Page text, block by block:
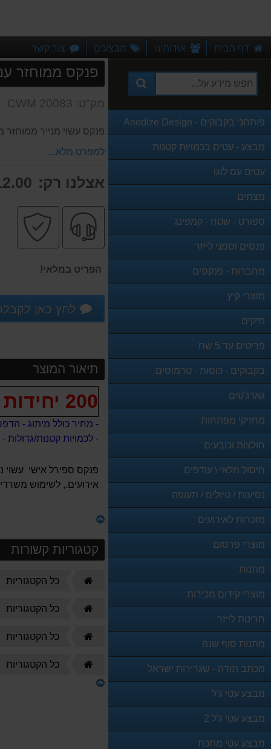
דף הבית אודותינו מבצעים צור קשר
פותחני בקבוקים - Anodize Design
מבצע - עטים בכמויות קטנות
עטים עם לוגו
מצתים
ספורט - שטח - קמפינג
פנסים וסמני לייזר
מחברות - פנקסים
מוצרי קיץ
תיקים
פריטים עד 5 שח
בקבוקים - כוסות - טרמוסים
גאדג'טים
מחזיקי מפתחות
חולצות וכובעים
חיסול מלאי \ עודפים
נסיעות / טיולים / תעופה
מזכרות לאירועים
מוצרי פרסום
מתנות
מוצרי קידום מכירות
חריטת לייזר
מתנות סוף שנה
מכתב תודה - שגרירות ישראל
מבצע עטי ג'ל
מבצע עטי ג'ל 2
מבצע עטי מתכת
פנקס ממוחזר
מק"ט: CWM 20083
פנקס עשוי מנייר
למפרט מלא...
אצלנו רק: ₪
שירות
מקצועי
הפריט במלאי!
לחץ כאן
תיאור המוצר
200 יחידות
- מחיר כולל מיתוג -
- לכמויות קטנות/גדולות - אנא
פנקס ספירל אישי עשוי
אירועים., לשימוש משרדי
קטגוריות קשורות
כל הקטגוריות
כל הקטגוריות
כל הקטגוריות
כל הקטגוריות